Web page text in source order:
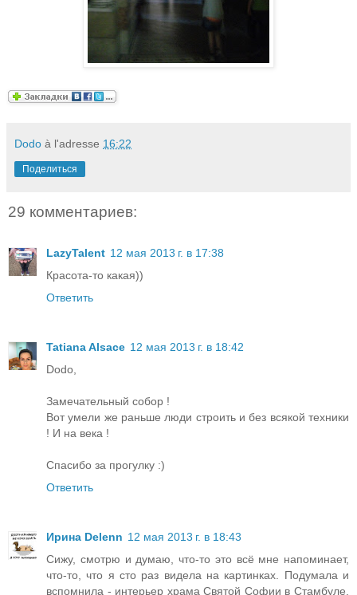
Dodo à l'adresse 16:22
Поделиться
29 комментариев:
LazyTalent 12 мая 2013 г. в 17:38
Красота-то какая))
Ответить
Tatiana Alsace 12 мая 2013 г. в 18:42
Dodo,
Замечательный собор !
Вот умели же раньше люди строить и без всякой техники
! И на века !
Спасибо за прогулку :)
Ответить
Ирина Delenn 12 мая 2013 г. в 18:43
Сижу, смотрю и думаю, что-то это всё мне напоминает,
что-то, что я сто раз видела на картинках. Подумала и
вспомнила - интерьер храма Святой Софии в Стамбуле.